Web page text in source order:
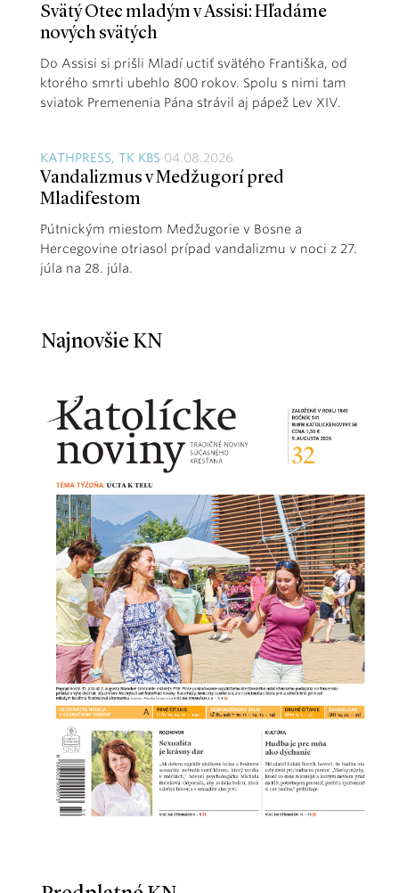
Svätý Otec mladým v Assisi: Hľadáme
nových svätých
Do Assisi si prišli Mladí uctiť svätého Františka, od
ktorého smrti ubehlo 800 rokov. Spolu s nimi tam
sviatok Premenenia Pána strávil aj pápež Lev XIV.
KATHPRESS, TK KBS 04.08.2026
Vandalizmus v Medžugorí pred
Mladifestom
Pútnickým miestom Medžugorie v Bosne a
Hercegovine otriasol prípad vandalizmu v noci z 27.
júla na 28. júla.
Najnovšie KN